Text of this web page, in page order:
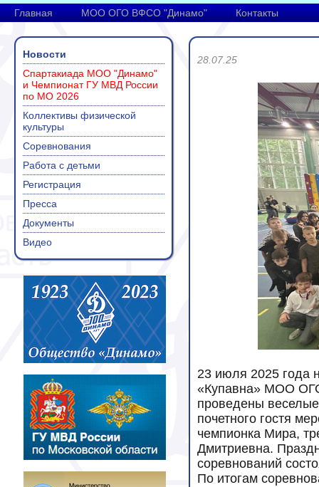
Главная МОО ОГО ВФСО "Динамо" Контакты
Новости
Спартакиада МОО "Динамо"
и Чемпионат ГУ МВД России
по МО 2026
Коллективы физической
культуры
Соревнования
Работа с детьми
Регистрация
Пресса
Документы
Видео
28.07.25
23 июля 2025 года
«Купавна» МОО
проведены веселые
почетного гостя
чемпионка Мира,
Дмитриевна.
соревнований
По итогам